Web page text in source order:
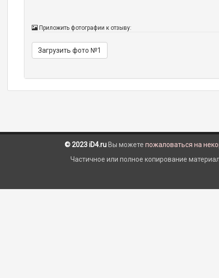
Приложить фотографии к отзыву:
Загрузить фото №1
© 2023 iD4.ru Вы можете пожаловаться на
Частичное или полное копирование